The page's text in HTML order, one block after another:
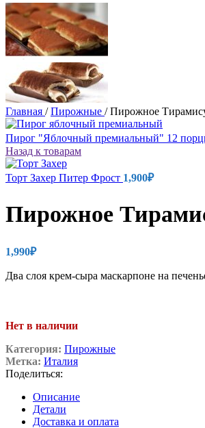
Главная / Пирожные / Пирожное
Пирог "Яблочный премиальный" 12
Назад к товарам
Торт Захер Питер Фрост 1,900₽
Пирожное
1,990₽
Два слоя крем-сыра маскарпоне на
Нет в наличии
Категория: Пирожные
Метка: Италия
Поделиться:
Описание
Детали
Доставка и оплата